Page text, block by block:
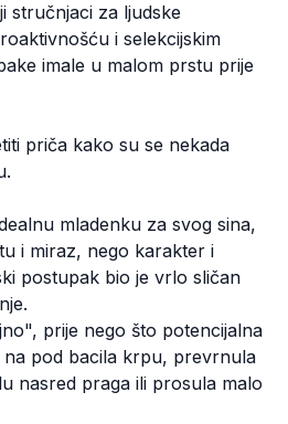
stručnjaci za ljudske
i selekcijskim
imale u malom prstu prije
priča kako su se nekada
mladenku za svog sina,
i miraz, nego karakter i
postupak bio je vrlo sličan
prije nego što potencijalna
pod bacila krpu, prevrnula
nasred praga ili prosula malo